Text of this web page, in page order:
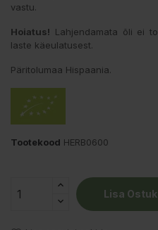
vastu.
Hoiatus! Lahjendamata õli ei
laste käeulatusest.
Päritolumaa Hispaania.
Tootekood HERB0600
Lisa